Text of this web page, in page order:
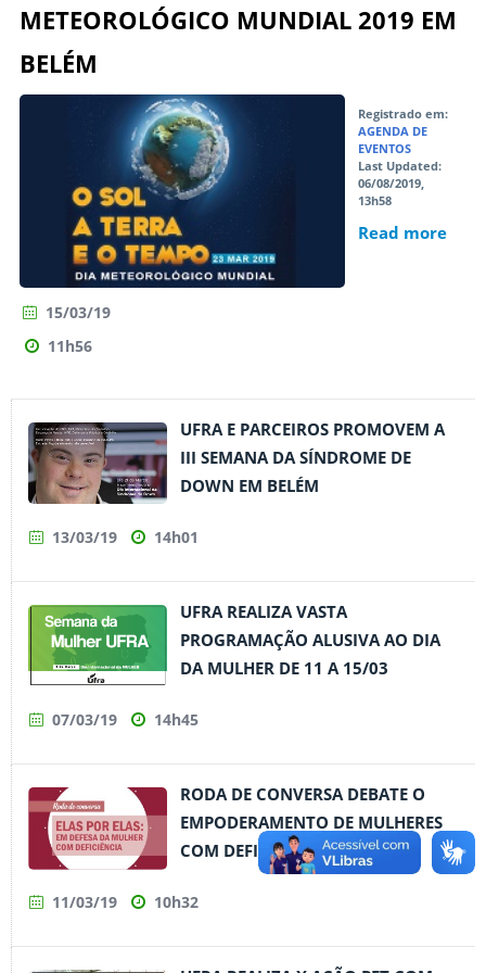
METEOROLÓGICO MUNDIAL 2019 EM
BELÉM
Registrado em:
AGENDA DE
EVENTOS
Last Updated:
06/08/2019,
13h58
Read more
15/03/19
11h56
UFRA E PARCEIROS PROMOVEM A
III SEMANA DA SÍNDROME DE
DOWN EM BELÉM
13/03/19 14h01
UFRA REALIZA VASTA
PROGRAMAÇÃO ALUSIVA AO DIA
DA MULHER DE 11 A 15/03
07/03/19 14h45
RODA DE CONVERSA DEBATE O
EMPODERAMENTO DE MULHERES
COM DEFICIÊNCIA
11/03/19 10h32